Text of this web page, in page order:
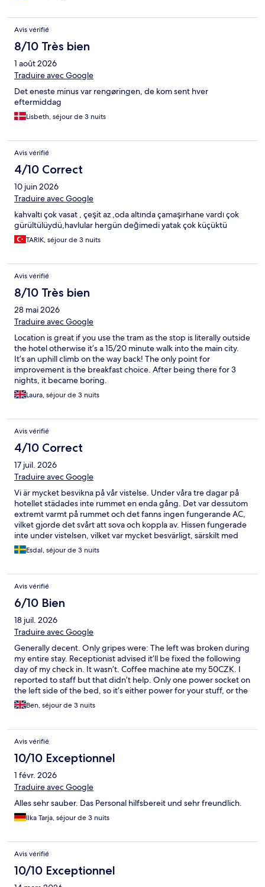
Avis vérifié
8/10 Très bien
1 août 2026
Traduire avec Google
Det eneste minus var rengøringen, de kom sent hver
eftermiddag
Lisbeth, séjour de 3 nuits
Avis vérifié
4/10 Correct
10 juin 2026
Traduire avec Google
kahvaltı çok vasat , çeşit az ,oda altında çamaşırhane vardı çok
gürültülüydü,havlular hergün değimedi yatak çok küçüktü
TARIK, séjour de 3 nuits
Avis vérifié
8/10 Très bien
28 mai 2026
Traduire avec Google
Location is great if you use the tram as the stop is literally outside
the hotel otherwise it’s a 15/20 minute walk into the main city.
It’s an uphill climb on the way back! The only point for
improvement is the breakfast choice. After being there for 3
nights, it became boring.
Laura, séjour de 3 nuits
Avis vérifié
4/10 Correct
17 juil. 2026
Traduire avec Google
Vi är mycket besvikna på vår vistelse. Under våra tre dagar på
hotellet städades inte rummet en enda gång. Det var dessutom
extremt varmt på rummet och det fanns ingen fungerande AC,
vilket gjorde det svårt att sova och koppla av. Hissen fungerade
inte under vistelsen, vilket var mycket besvärligt, särskilt med
bagage. Hotellet ligger dessutom i ett dåligt läge, långt från det
mesta och området kändes inte särskilt trevligt. Tyvärr levde
rekommendera det.
Esdal, séjour de 3 nuits
Avis vérifié
6/10 Bien
18 juil. 2026
Traduire avec Google
Generally decent. Only gripes were: The left was broken during
my entire stay. Receptionist advised it’ll be fixed the following
day of my check in. It wasn’t. Coffee machine ate my 50CZK. I
reported to staff but that didn’t help. Only one power socket on
the left side of the bed, so it’s either power for your stuff, or the
lamp. Shower water pressure was a bit weak. Towels smelled
funny. Convenient location. Near the main station and some
Ben, séjour de 3 nuits
Avis vérifié
10/10 Exceptionnel
1 févr. 2026
Traduire avec Google
Alles sehr sauber. Das Personal hilfsbereit und sehr freundlich.
Ilka Tarja, séjour de 3 nuits
Avis vérifié
10/10 Exceptionnel